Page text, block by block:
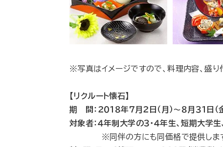
※写真はイメージですので、料理内容、盛り
【リクルート懐石】
期 間：２０１８年７月２日（月）～８月３１日（
対象者：４年制大学の３・４年生、短期大学
※同伴の方にも同価格で提供します